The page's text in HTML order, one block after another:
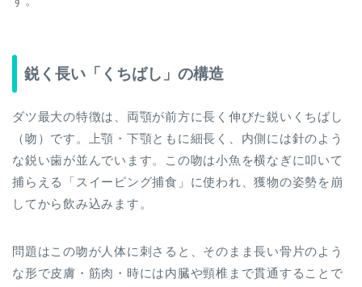
鋭く長い「くちばし」の構造
ダツ最大の特徴は、両顎が前方に長く伸びた鋭いくちばし
（吻）です。上顎・下顎ともに細長く、内側には針のよう
な鋭い歯が並んでいます。この吻は小魚を横なぎに叩いて
捕らえる「スイーピング捕食」に使われ、獲物の姿勢を崩
してから飲み込みます。
問題はこの吻が人体に刺さると、そのまま長い骨片のよう
な形で皮膚・筋肉・時には内臓や頸椎まで貫通することで